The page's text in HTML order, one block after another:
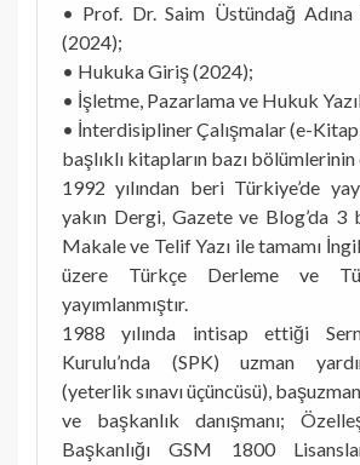
• Prof. Dr. Saim Üstündağ Adına
(2024);
• Hukuka Giriş (2024);
• İşletme, Pazarlama ve Hukuk
• İnterdisipliner Çalışmalar (e-
başlıklı kitapların bazı bölümlerinin
1992 yılından beri Türkiye’de
yakın Dergi, Gazete ve Blog’da 3
Makale ve Telif Yazı ile tamamı
üzere Türkçe Derleme ve
yayımlanmıştır.
1988 yılında intisap ettiği
Kurulu’nda (SPK) uzman
(yeterlik sınavı üçüncüsü),
ve başkanlık danışmanı;
Başkanlığı GSM 1800